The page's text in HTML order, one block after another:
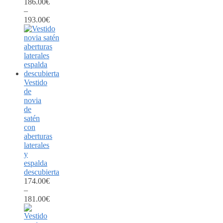
–
193.00€
Vestido
de
novia
de
satén
con
aberturas
laterales
y
espalda
descubierta
174.00€
–
181.00€